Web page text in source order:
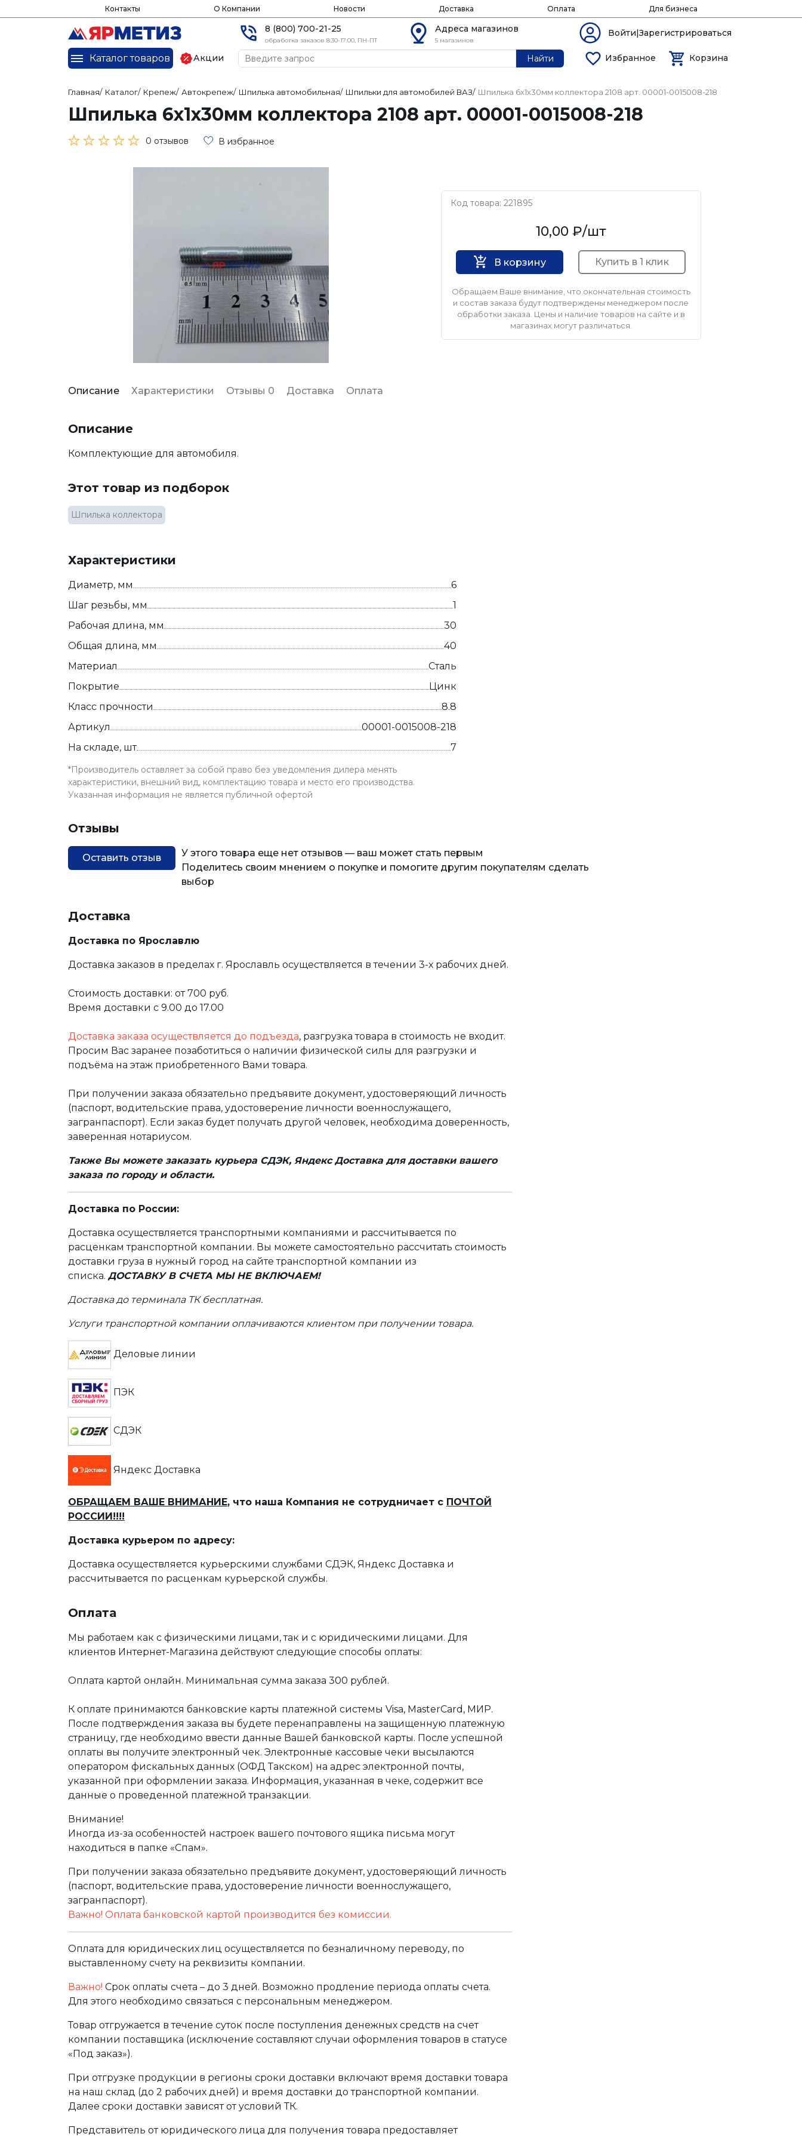
Контакты О Компании Новости Доставка Оплата Для бизнеса
8 (800) 700-21-25
обработка заказов 8:30-17:00, ПН-ПТ
Адреса магазинов
5 магазинов
Войти|Зарегистрироваться
Каталог товаров Акции Найти Избранное Корзина
Главная/ Каталог/ Крепеж/ Автокрепеж/ Шпилька автомобильная/ Шпильки для автомобилей ВАЗ/ Шпилька 6х1х30мм коллектора 2108 арт. 00001-0015008-218
Шпилька 6х1х30мм коллектора 2108 арт. 00001-0015008-218
0 отзывов В избранное
Код товара: 221895
10,00 ₽/шт
В корзину Купить в 1 клик
Обращаем Ваше внимание, что окончательная стоимость
и состав заказа будут подтверждены менеджером после
обработки заказа. Цены и наличие товаров на сайте и в
магазинах могут различаться.
Описание Характеристики Отзывы 0 Доставка Оплата
Описание
Комплектующие для автомобиля.
Этот товар из подборок
Шпилька коллектора
Характеристики
Диаметр, мм
6
Шаг резьбы, мм
1
Рабочая длина, мм
30
Общая длина, мм
40
Материал
Сталь
Покрытие
Цинк
Класс прочности
8.8
Артикул
00001-0015008-218
На складе, шт
7
*Производитель оставляет за собой право без уведомления дилера менять
характеристики, внешний вид, комплектацию товара и место его производства.
Указанная информация не является публичной офертой
Отзывы
Оставить отзыв
У этого товара еще нет отзывов — ваш может стать первым
Поделитесь своим мнением о покупке и помогите другим покупателям сделать
выбор
Доставка
Доставка по Ярославлю
Доставка заказов в пределах г. Ярославль осуществляется в течении 3-х рабочих дней.
Стоимость доставки: от 700 руб.
Время доставки с 9.00 до 17.00
Доставка заказа осуществляется до подъезда, разгрузка товара в стоимость не входит.
Просим Вас заранее позаботиться о наличии физической силы для разгрузки и
подъёма на этаж приобретенного Вами товара.
При получении заказа обязательно предъявите документ, удостоверяющий личность
(паспорт, водительские права, удостоверение личности военнослужащего,
загранпаспорт). Если заказ будет получать другой человек, необходима доверенность,
заверенная нотариусом.
Также Вы можете заказать курьера СДЭК, Яндекс Доставка для доставки вашего
заказа по городу и области.
Доставка по России:
Доставка осуществляется транспортными компаниями и рассчитывается по
расценкам транспортной компании. Вы можете самостоятельно рассчитать стоимость
доставки груза в нужный город на сайте транспортной компании из
списка. ДОСТАВКУ В СЧЕТА МЫ НЕ ВКЛЮЧАЕМ!
Доставка до терминала ТК бесплатная.
Услуги транспортной компании оплачиваются клиентом при получении товара.
Деловые линии
ПЭК
СДЭК
Яндекс Доставка
ОБРАЩАЕМ ВАШЕ ВНИМАНИЕ, что наша Компания не сотрудничает с ПОЧТОЙ
РОССИИ!!!!
Доставка курьером по адресу:
Доставка осуществляется курьерскими службами СДЭК, Яндекс Доставка и
рассчитывается по расценкам курьерской службы.
Оплата
Мы работаем как с физическими лицами, так и с юридическими лицами. Для
клиентов Интернет-Магазина действуют следующие способы оплаты:
Оплата картой онлайн. Минимальная сумма заказа 300 рублей.
К оплате принимаются банковские карты платежной системы Visa, MasterCard, МИР.
После подтверждения заказа вы будете перенаправлены на защищенную платежную
страницу, где необходимо ввести данные Вашей банковской карты. После успешной
оплаты вы получите электронный чек. Электронные кассовые чеки высылаются
оператором фискальных данных (ОФД Такском) на адрес электронной почты,
указанной при оформлении заказа. Информация, указанная в чеке, содержит все
данные о проведенной платежной транзакции.
Внимание!
Иногда из-за особенностей настроек вашего почтового ящика письма могут
находиться в папке «Спам».
При получении заказа обязательно предъявите документ, удостоверяющий личность
(паспорт, водительские права, удостоверение личности военнослужащего,
загранпаспорт).
Важно! Оплата банковской картой производится без комиссии.
Оплата для юридических лиц осуществляется по безналичному переводу, по
выставленному счету на реквизиты компании.
Важно! Срок оплаты счета – до 3 дней. Возможно продление периода оплаты счета.
Для этого необходимо связаться с персональным менеджером.
Товар отгружается в течение суток после поступления денежных средств на счет
компании поставщика (исключение составляют случаи оформления товаров в статусе
«Под заказ»).
При отгрузке продукции в регионы сроки доставки включают время доставки товара
на наш склад (до 2 рабочих дней) и время доставки до транспортной компании.
Далее сроки доставки зависят от условий ТК.
Представитель от юридического лица для получения товара предоставляет